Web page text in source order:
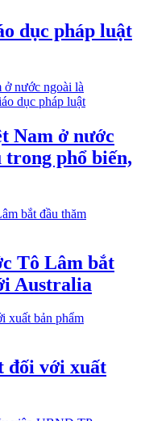
dục pháp luật
Nam ở nước
phổ biến,
Tô Lâm bắt
Australia
đối với xuất